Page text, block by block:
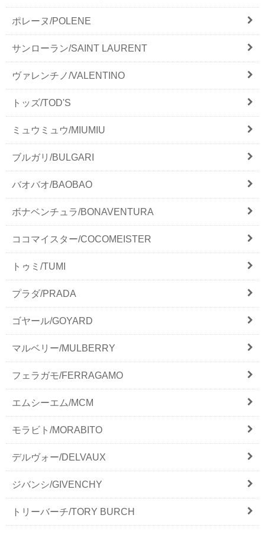
ポレーヌ/POLENE
サンローラン/SAINT LAURENT
ヴァレンチノ/VALENTINO
トッズ/TOD'S
ミュウミュウ/MIUMIU
ブルガリ/BULGARI
バオバオ/BAOBAO
ボナベンチュラ/BONAVENTURA
ココマイスター/COCOMEISTER
トゥミ/TUMI
プラダ/PRADA
ゴヤール/GOYARD
マルベリー/MULBERRY
フェラガモ/FERRAGAMO
エムシーエム/MCM
モラビト/MORABITO
デルヴォー/DELVAUX
ジバンシ/GIVENCHY
トリーバーチ/TORY BURCH